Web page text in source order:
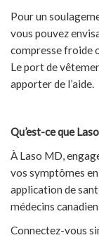
Pour un
vous pouvez
compresse froide
Le port de
apporter de l’aide.
Qu’est-ce que
À Laso MD,
vos symptômes
application de
médecins
Connectez-vous